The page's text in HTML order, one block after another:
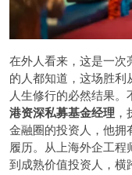
在外人看来，这是一次
的人都知道，这场胜
人生修行的必然结果
港资深私募基金经理
金融圈的投资人，他拥
履历。从上海外企工
到成熟价值投资人，横